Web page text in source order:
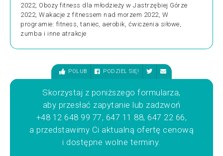
2022, Obozy fitness dla młodzieży w Jastrzębiej Górze
2022, Wakacje z fitnessem nad morzem 2022, W
programie: fitness, taniec, aerobik, ćwiczenia siłowe,
zumba i inne atrakcje
POLUB PODZIEL SIĘ!
Skorzystaj z poniższego formularza,
aby przesłać zapytanie lub zadzwoń
+48 12 648 99 77, 647 11 88, 647 22 66,
a przedstawimy Ci aktualną ofertę cenową
i dostępne wolne terminy.